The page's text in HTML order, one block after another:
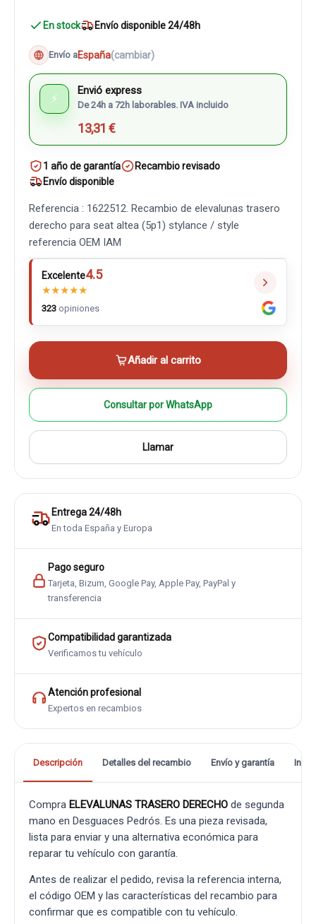
En stock Envío disponible 24/48h
Envío aEspaña(cambiar)
⚡
Envió express
De 24h a 72h laborables. IVA incluido
13,31 €
1 año de garantía
Recambio revisado
Envío disponible
Referencia : 1622512. Recambio de elevalunas trasero
derecho para seat altea (5p1) stylance / style
referencia OEM IAM
Excelente4.5
★★★★★
323 opiniones
Añadir al carrito
Consultar por WhatsApp
Llamar
Entrega 24/48h
En toda España y Europa
Pago seguro
Tarjeta, Bizum, Google Pay, Apple Pay, PayPal y
transferencia
Compatibilidad garantizada
Verificamos tu vehículo
Atención profesional
Expertos en recambios
Descripción Detalles del recambio Envío y garantía
Compra ELEVALUNAS TRASERO DERECHO de segunda
mano en Desguaces Pedrós. Es una pieza revisada,
lista para enviar y una alternativa económica para
reparar tu vehículo con garantía.
Antes de realizar el pedido, revisa la referencia interna,
el código OEM y las características del recambio para
confirmar que es compatible con tu vehículo.